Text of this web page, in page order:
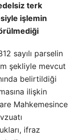
terk
işlemin
sayılı parselin
şekliyle mevcut
belirtildiği
ilişkin
Mahkemesince
ifraz